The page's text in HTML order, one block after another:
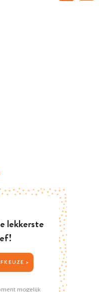
lekkerste
JOUW NIEUWSBRIEFKEUZE >
mogelijk